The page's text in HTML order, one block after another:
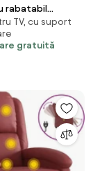
rabatabil
material
TV, cu suport
gratuită